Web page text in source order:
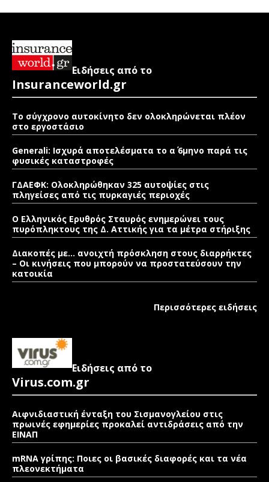
Ειδήσεις από το
Insuranceworld.gr
Το σύγχρονο αυτοκίνητο δεν ολοκληρώνεται πλέον
στο εργοστάσιο
Generali: Ισχυρά αποτελέσματα το α΄ 6μηνο παρά τις
φυσικές καταστροφές
ΓΔΑΕΦΚ: Ολοκληρώθηκαν 325 αυτοψίες στις
πληγείσες από τις πυρκαγιές περιοχές
Ο Ελληνικός Ερυθρός Σταυρός ενημερώνει τους
πυρόπληκτους της Δ. Αττικής για τα μέτρα στήριξης
Διακοπές με… ανοιχτή πρόσκληση στους διαρρήκτες
– Οι κινήσεις που μπορούν να προστατεύσουν την
κατοικία
Περισσότερες ειδήσεις
Ειδήσεις από το
Virus.com.gr
Αιφνιδιαστική ένταξη του Σισμανογλείου στις
πρωινές εφημερίες προκαλεί αντιδράσεις από την
ΕΙΝΑΠ
mRNA γρίπης: Ποιες οι βασικές διαφορές και τα νέα
πλεονεκτήματα